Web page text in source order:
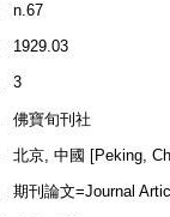
n.67
1929.03
3
佛寶旬刊社
北京, 中國 [Peking,
期刊論文=Journal